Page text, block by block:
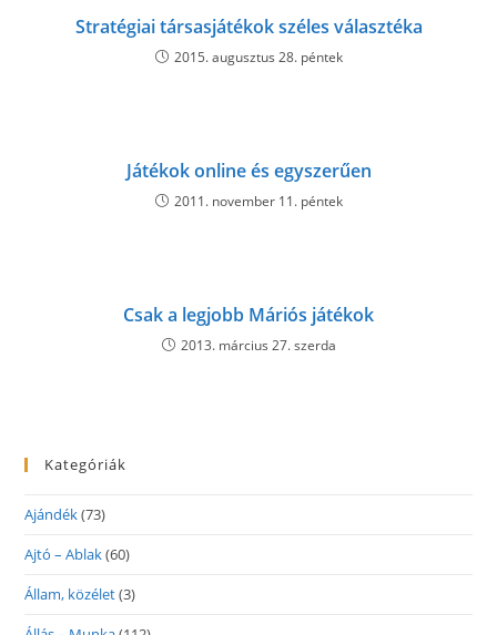
Stratégiai társasjátékok széles választéka
2015. augusztus 28. péntek
Játékok online és egyszerűen
2011. november 11. péntek
Csak a legjobb Máriós játékok
2013. március 27. szerda
Kategóriák
Ajándék(73)
Ajtó – Ablak(60)
Állam, közélet(3)